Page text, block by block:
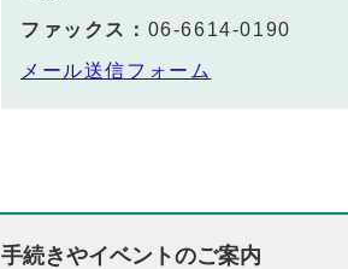
ファックス： 06-6614-0190
メール送信フォーム
手続きやイベントのご案内